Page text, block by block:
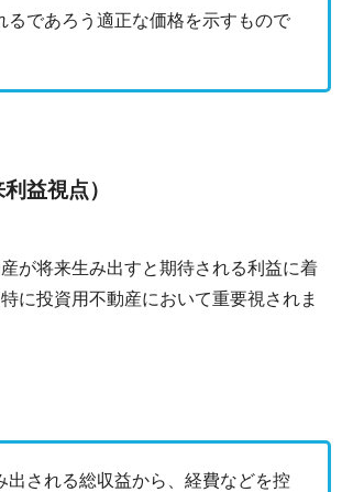
るであろう適正な価格を示すもので
益視点）
が将来生み出すと期待される利益に着
に投資用不動産において重要視されま
出される総収益から、経費などを控